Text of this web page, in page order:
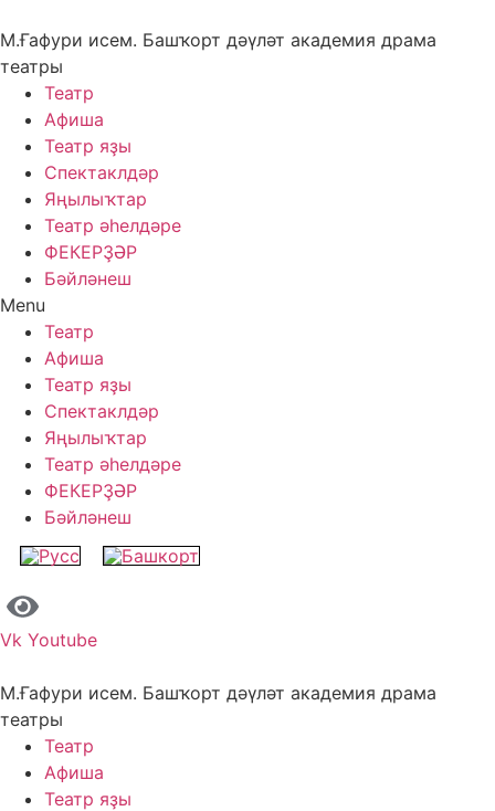
to
content
М.Ғафури исем. Башҡорт дәүләт академия драма
театры
Театр
Афиша
Театр яҙы
Спектаклдәр
Яңылыҡтар
Театр әһелдәре
ФЕКЕРҘӘР
Бәйләнеш
Menu
Театр
Афиша
Театр яҙы
Спектаклдәр
Яңылыҡтар
Театр әһелдәре
ФЕКЕРҘӘР
Бәйләнеш
Vk Youtube
М.Ғафури исем. Башҡорт дәүләт академия драма
театры
Театр
Афиша
Театр яҙы